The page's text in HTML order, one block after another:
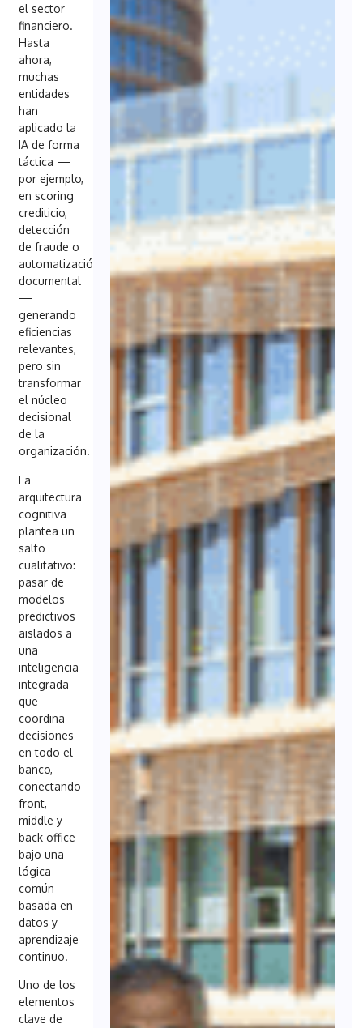
el sector
financiero.
Hasta
ahora,
muchas
entidades
han
aplicado la
IA de forma
táctica —
por ejemplo,
en scoring
crediticio,
detección
de fraude o
automatización
documental
—
generando
eficiencias
relevantes,
pero sin
transformar
el núcleo
decisional
de la
organización.
La
arquitectura
cognitiva
plantea un
salto
cualitativo:
pasar de
modelos
predictivos
aislados a
una
inteligencia
integrada
que
coordina
decisiones
en todo el
banco,
conectando
front,
middle y
back office
bajo una
lógica
común
basada en
datos y
aprendizaje
continuo.
Uno de los
elementos
clave de